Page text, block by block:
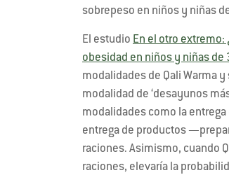
sobrepeso en niños y niñas
El estudio En el otro
obesidad en niños y niñas de
modalidades de Qali Warma
modalidad de ‘desayunos
modalidades como la entrega
entrega de productos
raciones. Asimismo, cuando
raciones, elevaría la